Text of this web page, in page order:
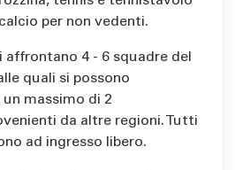
per non vedenti.
affrontano 4 - 6 squadre del
quali si possono
massimo di 2
da altre regioni. Tutti
ad ingresso libero.